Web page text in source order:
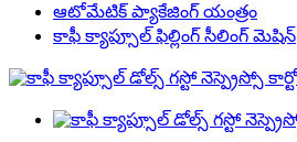
ఆటోమేటిక్ ప్యాకేజింగ్ యంత్రం
కాఫీ క్యాప్సూల్ ఫిల్లింగ్ సీలింగ్ మెషిన్